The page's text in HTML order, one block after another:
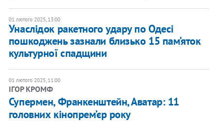
01 лютого 2025, 13:00
Унаслідок ракетного удару по Одесі
пошкоджень зазнали близько 15 пам’яток
культурної спадщини
01 лютого 2025, 11:00
ІГОР КРОМФ
Супермен, Франкенштейн, Аватар: 11
головних кінопрем’єр року